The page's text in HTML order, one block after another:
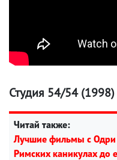
Студия 54/54 (1998)
Читай также:
Лучшие фильмы с
Римских каникулах до